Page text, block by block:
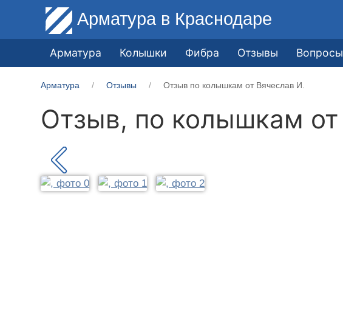
Арматура в Краснодаре
Арматура Колышки Фибра Отзывы Вопросы
Арматура Отзывы Отзыв по колышкам от Вячеслав И.
Отзыв, по колышкам от